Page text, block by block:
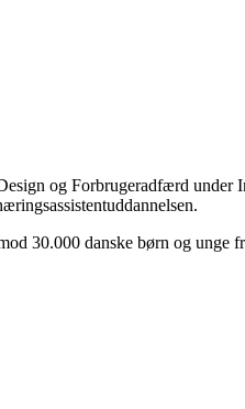
og Forbrugeradfærd
30.000 danske børn og